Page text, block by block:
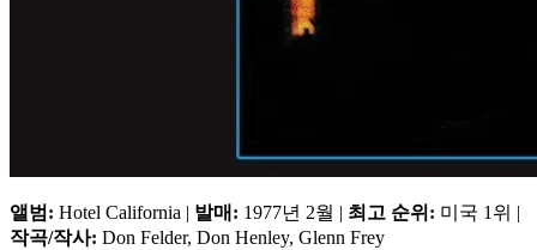
앨범: Hotel California | 발매: 1977년 2월 | 최고 순위: 미국 1위 |
작곡/작사: Don Felder, Don Henley, Glenn Frey